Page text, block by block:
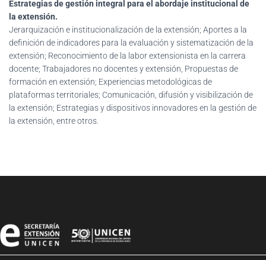
Estrategias de gestión integral para el abordaje institucional de
la extensión.
Jerarquización e institucionalización de la extensión; Aportes a la
definición de indicadores para la evaluación y sistematización de la
extensión; Reconocimiento de la labor extensionista en la carrera
docente; Trabajadores no docentes y extensión, Propuestas de
formación en extensión; Experiencias metodológicas de
plataformas territoriales; Comunicación, difusión y visibilización de
la extensión; Estrategias y dispositivos innovadores en la gestión de
la extensión, entre otros.